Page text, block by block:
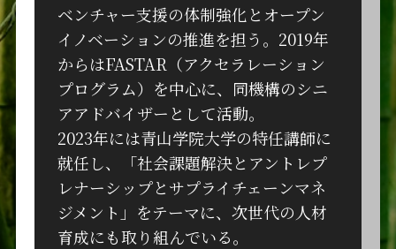
ベンチャー支援の体制強化とオープン
イノベーションの推進を担う。2019年
からはFASTAR（アクセラレーション
プログラム）を中心に、同機構のシニ
アアドバイザーとして活動。
2023年には青山学院大学の特任講師に
就任し、「社会課題解決とアントレプ
レナーシップとサプライチェーンマネ
ジメント」をテーマに、次世代の人材
育成にも取り組んでいる。